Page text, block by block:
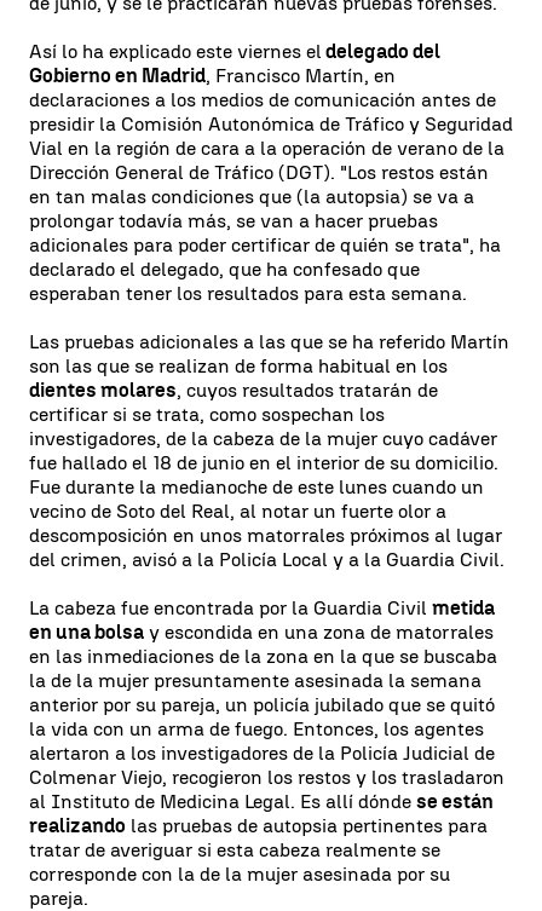
Así lo ha explicado este viernes el delegado del
Gobierno en Madrid, Francisco Martín, en
declaraciones a los medios de comunicación antes de
presidir la Comisión Autonómica de Tráfico y Seguridad
Vial en la región de cara a la operación de verano de la
Dirección General de Tráfico (DGT). "Los restos están
en tan malas condiciones que (la autopsia) se va a
prolongar todavía más, se van a hacer pruebas
adicionales para poder certificar de quién se trata", ha
declarado el delegado, que ha confesado que
esperaban tener los resultados para esta semana.
Las pruebas adicionales a las que se ha referido Martín
son las que se realizan de forma habitual en los
dientes molares, cuyos resultados tratarán de
certificar si se trata, como sospechan los
investigadores, de la cabeza de la mujer cuyo cadáver
fue hallado el 18 de junio en el interior de su domicilio.
Fue durante la medianoche de este lunes cuando un
vecino de Soto del Real, al notar un fuerte olor a
descomposición en unos matorrales próximos al lugar
del crimen, avisó a la Policía Local y a la Guardia Civil.
La cabeza fue encontrada por la Guardia Civil metida
en una bolsa y escondida en una zona de matorrales
en las inmediaciones de la zona en la que se buscaba
la de la mujer presuntamente asesinada la semana
anterior por su pareja, un policía jubilado que se quitó
la vida con un arma de fuego. Entonces, los agentes
alertaron a los investigadores de la Policía Judicial de
Colmenar Viejo, recogieron los restos y los trasladaron
al Instituto de Medicina Legal. Es allí dónde se están
realizando las pruebas de autopsia pertinentes para
tratar de averiguar si esta cabeza realmente se
corresponde con la de la mujer asesinada por su
pareja.